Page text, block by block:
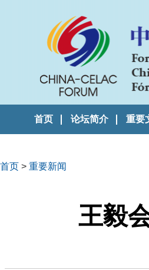
首页 论坛简介 重要
首页 > 重要新闻
王毅